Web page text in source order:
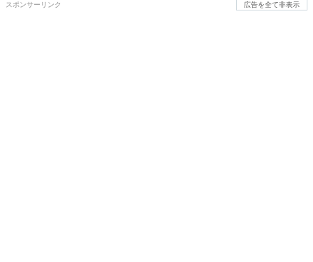
スポンサーリンク 広告を全て非表示